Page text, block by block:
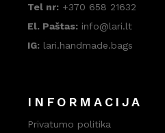
Tel nr: +370 658 21632
El. Paštas: info@lari.lt
IG: lari.handmade.bags
INFORMACIJA
Privatumo politika